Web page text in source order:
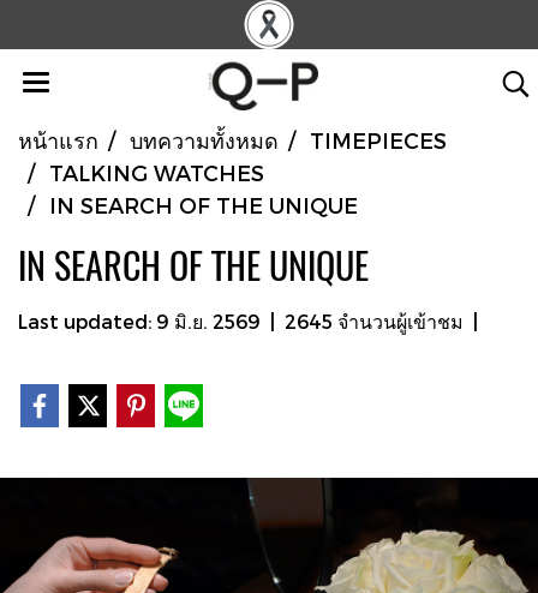
หน้าแรก บทความทั้งหมด
TIMEPIECES
TALKING WATCHES
IN SEARCH OF THE UNIQUE
IN SEARCH OF THE UNIQUE
Last updated: 9 มิ.ย. 2569 2645 จำนวนผู้เข้าชม